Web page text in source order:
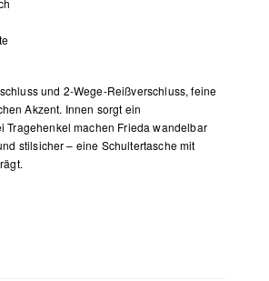
und 2-Wege-Reißverschluss, feine
Akzent. Innen sorgt ein
Tragehenkel machen Frieda wandelbar
stilsicher – eine Schultertasche mit